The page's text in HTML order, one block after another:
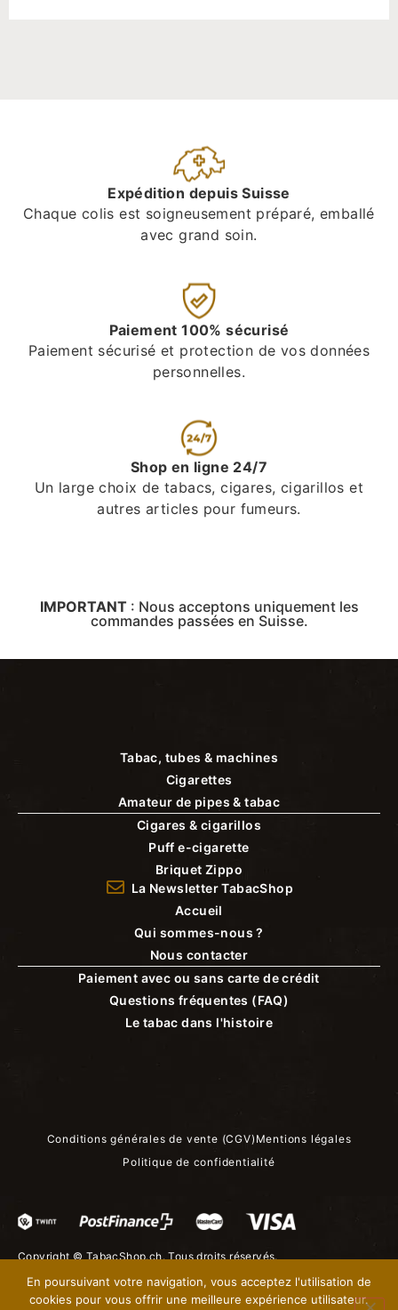
Expédition depuis Suisse
Chaque colis est soigneusement préparé, emballé
avec grand soin.
Paiement 100% sécurisé
Paiement sécurisé et protection de vos données
personnelles.
Shop en ligne 24/7
Un large choix de tabacs, cigares, cigarillos et
autres articles pour fumeurs.
IMPORTANT : Nous acceptons uniquement les
commandes passées en Suisse.
Tabac, tubes & machines
Cigarettes
Amateur de pipes & tabac
Cigares & cigarillos
Puff e-cigarette
Briquet Zippo
La Newsletter TabacShop
Accueil
Qui sommes-nous ?
Nous contacter
Paiement avec ou sans carte de crédit
Questions fréquentes (FAQ)
Le tabac dans l'histoire
Conditions générales de vente (CGV) Mentions légales
Politique de confidentialité
Copyright © TabacShop.ch. Tous droits réservés.
En poursuivant votre navigation, vous acceptez l'utilisation de
cookies pour vous offrir une meilleure expérience utilisateur.